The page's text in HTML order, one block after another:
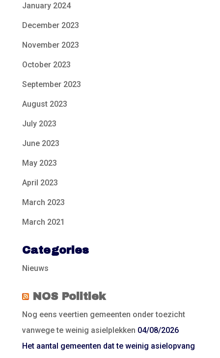
January 2024
December 2023
November 2023
October 2023
September 2023
August 2023
July 2023
June 2023
May 2023
April 2023
March 2023
March 2021
Categories
Nieuws
NOS Politiek
Nog eens veertien gemeenten onder toezicht
vanwege te weinig asielplekken 04/08/2026
Het aantal gemeenten dat te weinig asielopvang